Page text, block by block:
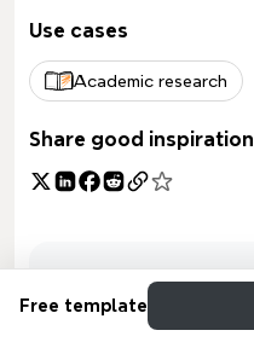
Use cases
Academic research
Share good inspiration
Free template